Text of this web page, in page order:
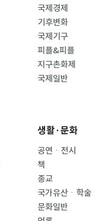
국제경제
기후변화
국제기구
피플&피플
지구촌화제
국제일반
생활·문화
공연ㆍ전시
책
종교
국가유산ㆍ학술
문화일반